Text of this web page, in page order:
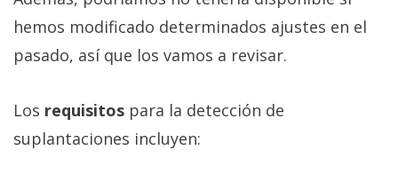
hemos modificado determinados ajustes en el
pasado, así que los vamos a revisar.
Los requisitos para la detección de
suplantaciones incluyen: